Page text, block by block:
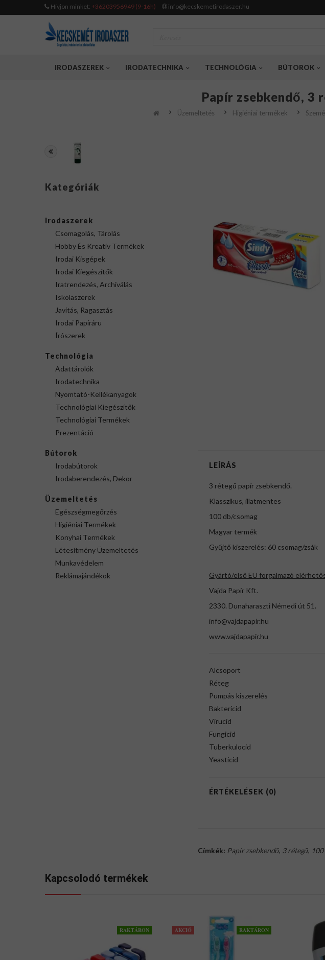
Hívjon minket: +36203956949 (9-16h) info@kecskemetirodaszer.hu
IRODASZEREK IRODATECHNIKA TECHNOLÓGIA BÚTOROK
Papír zsebkendő, 3
Üzemeltetés Higiéniai termékek
Kategóriák
Irodaszerek
Csomagolás, Tárolás
Hobby És Kreatív Termékek
Irodai Kisgépek
Irodai Kiegészítők
Iratrendezés, Archiválás
Iskolaszerek
Javítás, Ragasztás
Irodai Papíráru
Írószerek
Technológia
Adattárolók
Irodatechnika
Nyomtató-Kellékanyagok
Technológiai Kiegészítők
Technológiai Termékek
Prezentáció
Bútorok
Irodabútorok
Irodaberendezés, Dekor
Üzemeltetés
Egészségmegőrzés
Higiéniai Termékek
Konyhai Termékek
Létesítmény Üzemeltetés
Munkavédelem
Reklámajándékok
LEÍRÁS
3 rétegű papír zsebkendő.
Klasszikus, illatmentes
100 db/csomag
Magyar termék
Gyűjtő kiszerelés: 60 csomag/zsák
Gyártó/első EU forgalmazó
Vajda Papír Kft.
2330. Dunaharaszti Némedi út 51.
info@vajdapapir.hu
www.vajdapapir.hu
Alcsoport
Réteg
Pumpás kiszerelés
Baktericid
Virucid
Fungicid
Tuberkulocid
Yeasticid
ÉRTÉKELÉSEK (0)
Címkék: Papír zsebkendő, 3 rétegű,
Kapcsolodó termékek
RAKTÁRON AKCIÓ RAKTÁRON